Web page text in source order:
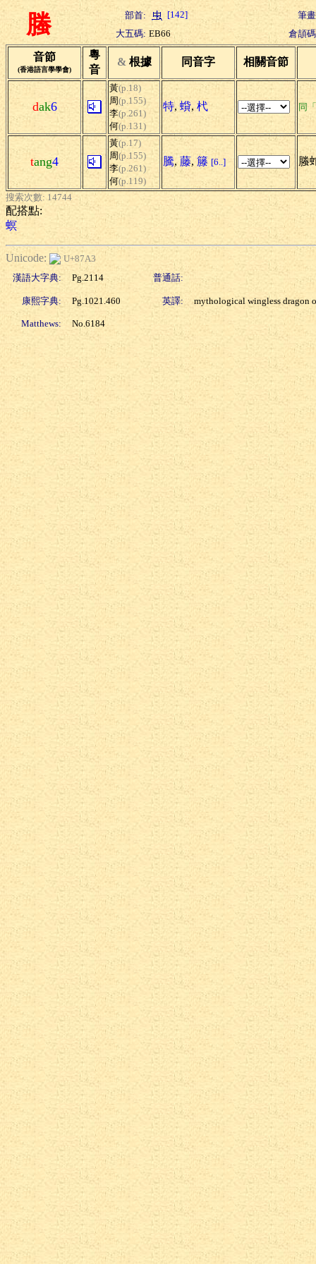
螣 部首: [142]
筆
大五碼: EB66 倉頡
音節
(香港語言學學會)
粵
音
& 根據 同音字 相關音節
dak6
黃(p.18)
周(p.155)
李(p.261)
何(p.131)
特, 蟘, 杙 同
tang4
黃(p.17)
周(p.155)
李(p.261)
何(p.119)
騰, 藤, 籐 [6..] 螣
搜索次數: 14744
配搭點:
螟
Unicode:
U+87A3
漢語大字典:
Pg.2114 普通話:
康熙字典: Pg.1021.460 英譯: mythological wingless dragon
Matthews: No.6184